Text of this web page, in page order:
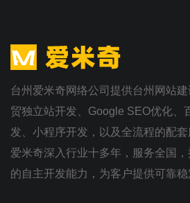
台州爱米奇网络公司提供台州网站
贸独立站开发、Google SEO优化、
发、小程序开发，以及全流程的配套
爱米奇深入行业十多年，服务全国
的自主开发能力，为客户提供可靠稳